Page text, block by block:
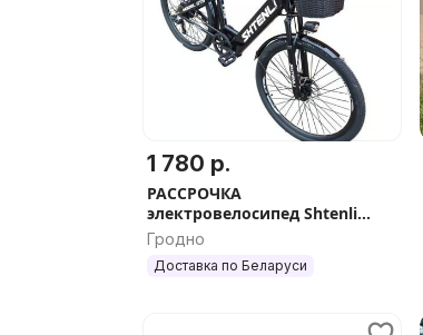
1 780 р.
РАССРОЧКА
электровелосипед Shtenli
Model GT9 7.8 Ah
Гродно
Доставка по Беларуси